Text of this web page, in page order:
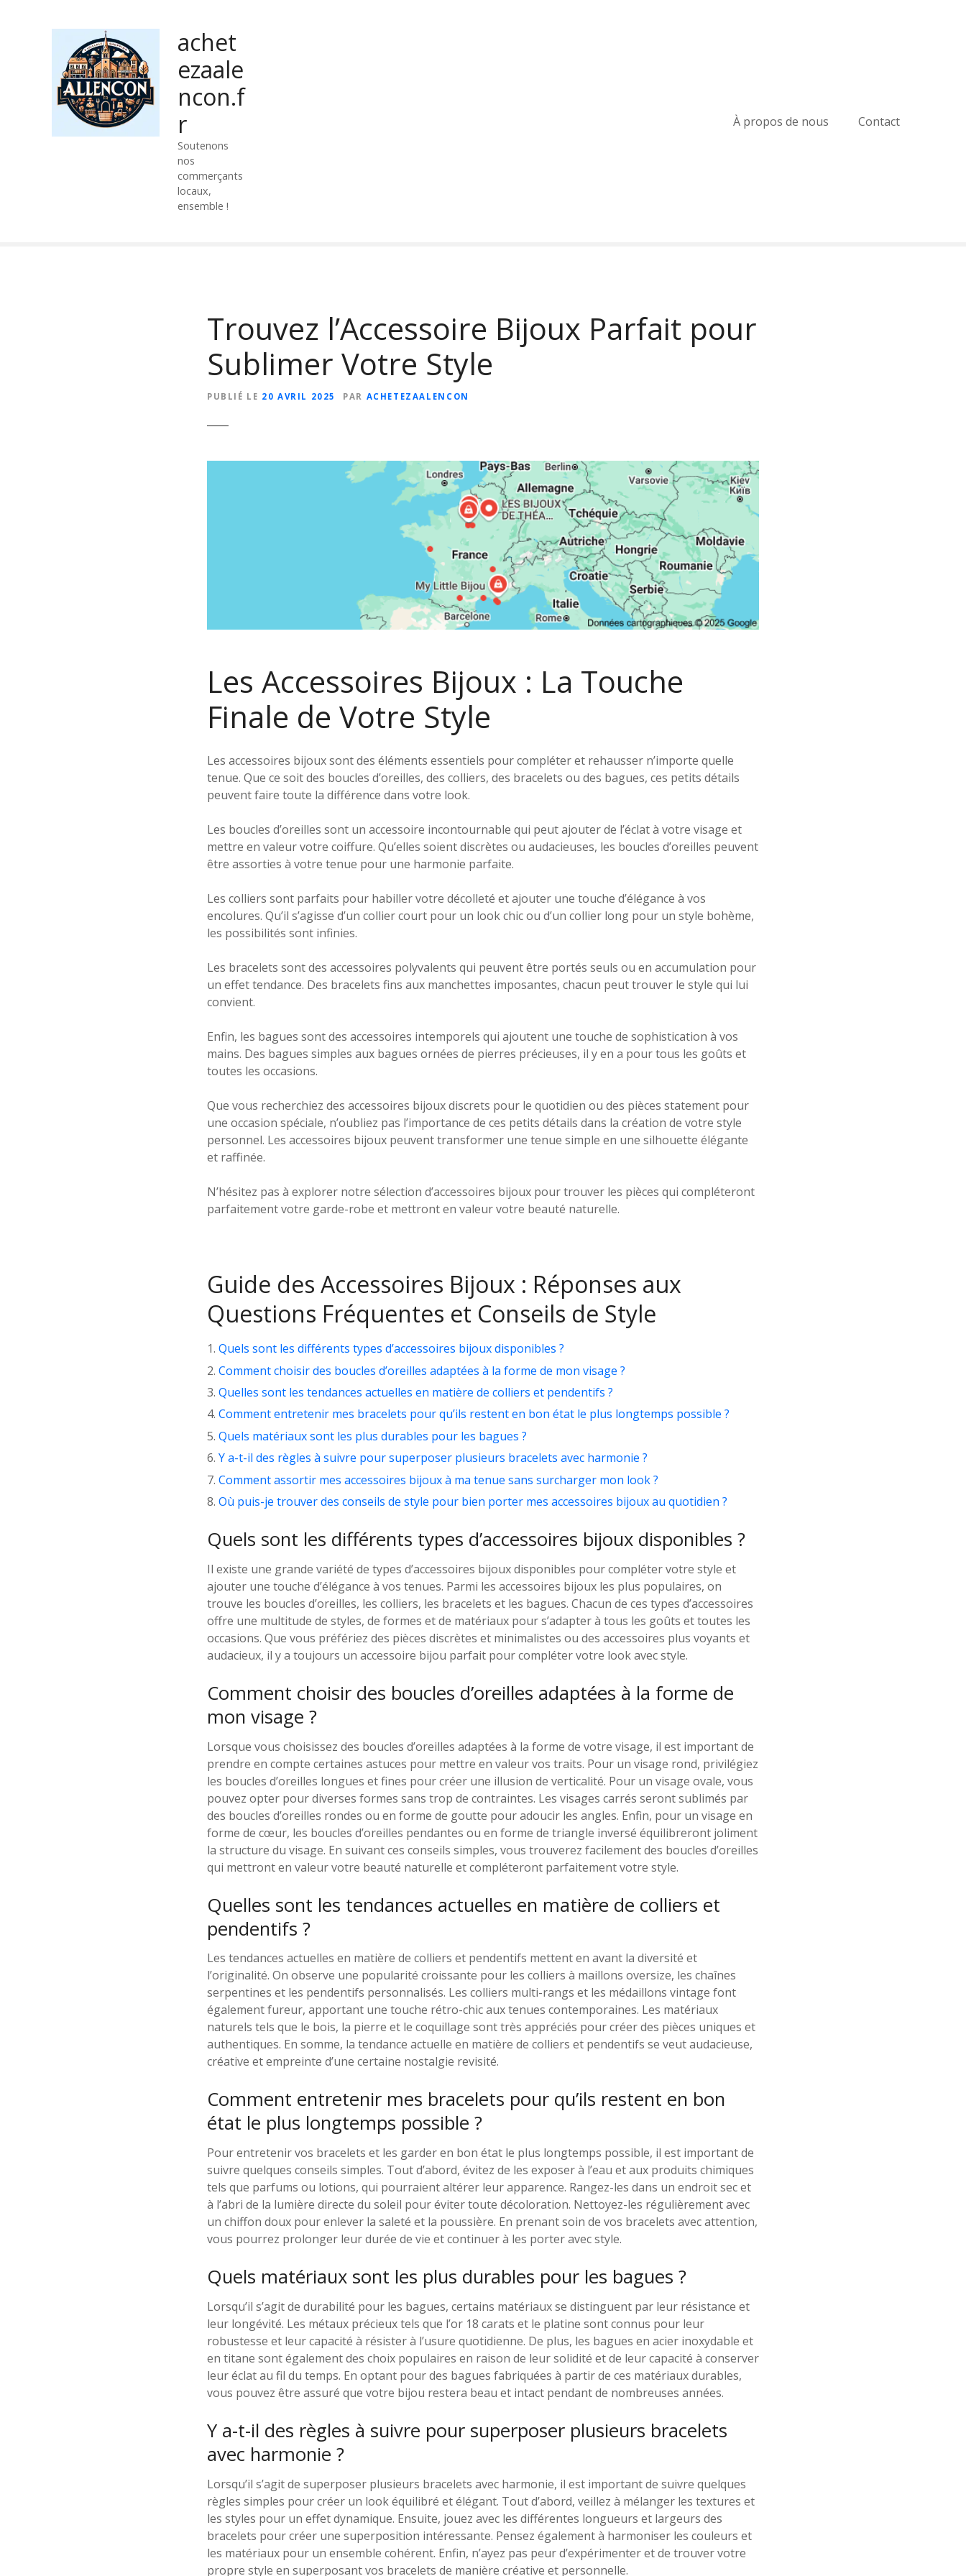
achet
ezaale
ncon.f
r
Soutenons
nos
commerçants
locaux,
ensemble !
À propos de nous Contact
Trouvez l’Accessoire Bijoux Parfait pour
Sublimer Votre Style
PUBLIÉ LE 20 AVRIL 2025 PAR ACHETEZAALENCON
Les Accessoires Bijoux : La Touche
Finale de Votre Style
Les accessoires bijoux sont des éléments essentiels pour compléter et rehausser n’importe quelle
tenue. Que ce soit des boucles d’oreilles, des colliers, des bracelets ou des bagues, ces petits détails
peuvent faire toute la différence dans votre look.
Les boucles d’oreilles sont un accessoire incontournable qui peut ajouter de l’éclat à votre visage et
mettre en valeur votre coiffure. Qu’elles soient discrètes ou audacieuses, les boucles d’oreilles peuvent
être assorties à votre tenue pour une harmonie parfaite.
Les colliers sont parfaits pour habiller votre décolleté et ajouter une touche d’élégance à vos
encolures. Qu’il s’agisse d’un collier court pour un look chic ou d’un collier long pour un style bohème,
les possibilités sont infinies.
Les bracelets sont des accessoires polyvalents qui peuvent être portés seuls ou en accumulation pour
un effet tendance. Des bracelets fins aux manchettes imposantes, chacun peut trouver le style qui lui
convient.
Enfin, les bagues sont des accessoires intemporels qui ajoutent une touche de sophistication à vos
mains. Des bagues simples aux bagues ornées de pierres précieuses, il y en a pour tous les goûts et
toutes les occasions.
Que vous recherchiez des accessoires bijoux discrets pour le quotidien ou des pièces statement pour
une occasion spéciale, n’oubliez pas l’importance de ces petits détails dans la création de votre style
personnel. Les accessoires bijoux peuvent transformer une tenue simple en une silhouette élégante
et raffinée.
N’hésitez pas à explorer notre sélection d’accessoires bijoux pour trouver les pièces qui compléteront
parfaitement votre garde-robe et mettront en valeur votre beauté naturelle.
Guide des Accessoires Bijoux : Réponses aux
Questions Fréquentes et Conseils de Style
Quels sont les différents types d’accessoires bijoux disponibles ?
Comment choisir des boucles d’oreilles adaptées à la forme de mon visage ?
Quelles sont les tendances actuelles en matière de colliers et pendentifs ?
Comment entretenir mes bracelets pour qu’ils restent en bon état le plus longtemps possible ?
Quels matériaux sont les plus durables pour les bagues ?
Y a-t-il des règles à suivre pour superposer plusieurs bracelets avec harmonie ?
Comment assortir mes accessoires bijoux à ma tenue sans surcharger mon look ?
Où puis-je trouver des conseils de style pour bien porter mes accessoires bijoux au quotidien ?
Quels sont les différents types d’accessoires bijoux disponibles ?
Il existe une grande variété de types d’accessoires bijoux disponibles pour compléter votre style et
ajouter une touche d’élégance à vos tenues. Parmi les accessoires bijoux les plus populaires, on
trouve les boucles d’oreilles, les colliers, les bracelets et les bagues. Chacun de ces types d’accessoires
offre une multitude de styles, de formes et de matériaux pour s’adapter à tous les goûts et toutes les
occasions. Que vous préfériez des pièces discrètes et minimalistes ou des accessoires plus voyants et
audacieux, il y a toujours un accessoire bijou parfait pour compléter votre look avec style.
Comment choisir des boucles d’oreilles adaptées à la forme de
mon visage ?
Lorsque vous choisissez des boucles d’oreilles adaptées à la forme de votre visage, il est important de
prendre en compte certaines astuces pour mettre en valeur vos traits. Pour un visage rond, privilégiez
les boucles d’oreilles longues et fines pour créer une illusion de verticalité. Pour un visage ovale, vous
pouvez opter pour diverses formes sans trop de contraintes. Les visages carrés seront sublimés par
des boucles d’oreilles rondes ou en forme de goutte pour adoucir les angles. Enfin, pour un visage en
forme de cœur, les boucles d’oreilles pendantes ou en forme de triangle inversé équilibreront joliment
la structure du visage. En suivant ces conseils simples, vous trouverez facilement des boucles d’oreilles
qui mettront en valeur votre beauté naturelle et compléteront parfaitement votre style.
Quelles sont les tendances actuelles en matière de colliers et
pendentifs ?
Les tendances actuelles en matière de colliers et pendentifs mettent en avant la diversité et
l’originalité. On observe une popularité croissante pour les colliers à maillons oversize, les chaînes
serpentines et les pendentifs personnalisés. Les colliers multi-rangs et les médaillons vintage font
également fureur, apportant une touche rétro-chic aux tenues contemporaines. Les matériaux
naturels tels que le bois, la pierre et le coquillage sont très appréciés pour créer des pièces uniques et
authentiques. En somme, la tendance actuelle en matière de colliers et pendentifs se veut audacieuse,
créative et empreinte d’une certaine nostalgie revisité.
Comment entretenir mes bracelets pour qu’ils restent en bon
état le plus longtemps possible ?
Pour entretenir vos bracelets et les garder en bon état le plus longtemps possible, il est important de
suivre quelques conseils simples. Tout d’abord, évitez de les exposer à l’eau et aux produits chimiques
tels que parfums ou lotions, qui pourraient altérer leur apparence. Rangez-les dans un endroit sec et
à l’abri de la lumière directe du soleil pour éviter toute décoloration. Nettoyez-les régulièrement avec
un chiffon doux pour enlever la saleté et la poussière. En prenant soin de vos bracelets avec attention,
vous pourrez prolonger leur durée de vie et continuer à les porter avec style.
Quels matériaux sont les plus durables pour les bagues ?
Lorsqu’il s’agit de durabilité pour les bagues, certains matériaux se distinguent par leur résistance et
leur longévité. Les métaux précieux tels que l’or 18 carats et le platine sont connus pour leur
robustesse et leur capacité à résister à l’usure quotidienne. De plus, les bagues en acier inoxydable et
en titane sont également des choix populaires en raison de leur solidité et de leur capacité à conserver
leur éclat au fil du temps. En optant pour des bagues fabriquées à partir de ces matériaux durables,
vous pouvez être assuré que votre bijou restera beau et intact pendant de nombreuses années.
Y a-t-il des règles à suivre pour superposer plusieurs bracelets
avec harmonie ?
Lorsqu’il s’agit de superposer plusieurs bracelets avec harmonie, il est important de suivre quelques
règles simples pour créer un look équilibré et élégant. Tout d’abord, veillez à mélanger les textures et
les styles pour un effet dynamique. Ensuite, jouez avec les différentes longueurs et largeurs des
bracelets pour créer une superposition intéressante. Pensez également à harmoniser les couleurs et
les matériaux pour un ensemble cohérent. Enfin, n’ayez pas peur d’expérimenter et de trouver votre
propre style en superposant vos bracelets de manière créative et personnelle.